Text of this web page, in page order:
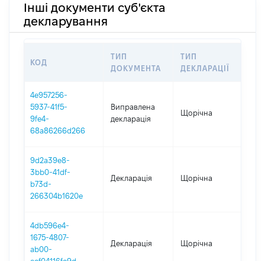
Інші документи суб'єкта
декларування
КОД
ТИП
ДОКУМЕНТА
ТИП
ДЕКЛАРАЦІЇ
4e957256-
5937-41f5-
9fe4-
68a86266d266
Виправлена
декларація
Щорічна
9d2a39e8-
3bb0-41df-
b73d-
266304b1620e
Декларація Щорічна
4db596e4-
1675-4807-
ab00-
Декларація Щорічна